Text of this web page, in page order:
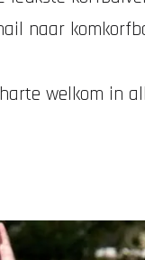
naar
welkom in